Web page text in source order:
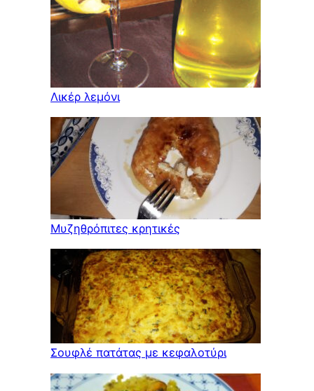
Λικέρ λεμόνι
Μυζηθρόπιτες κρητικές
Σουφλέ πατάτας με κεφαλοτύρι